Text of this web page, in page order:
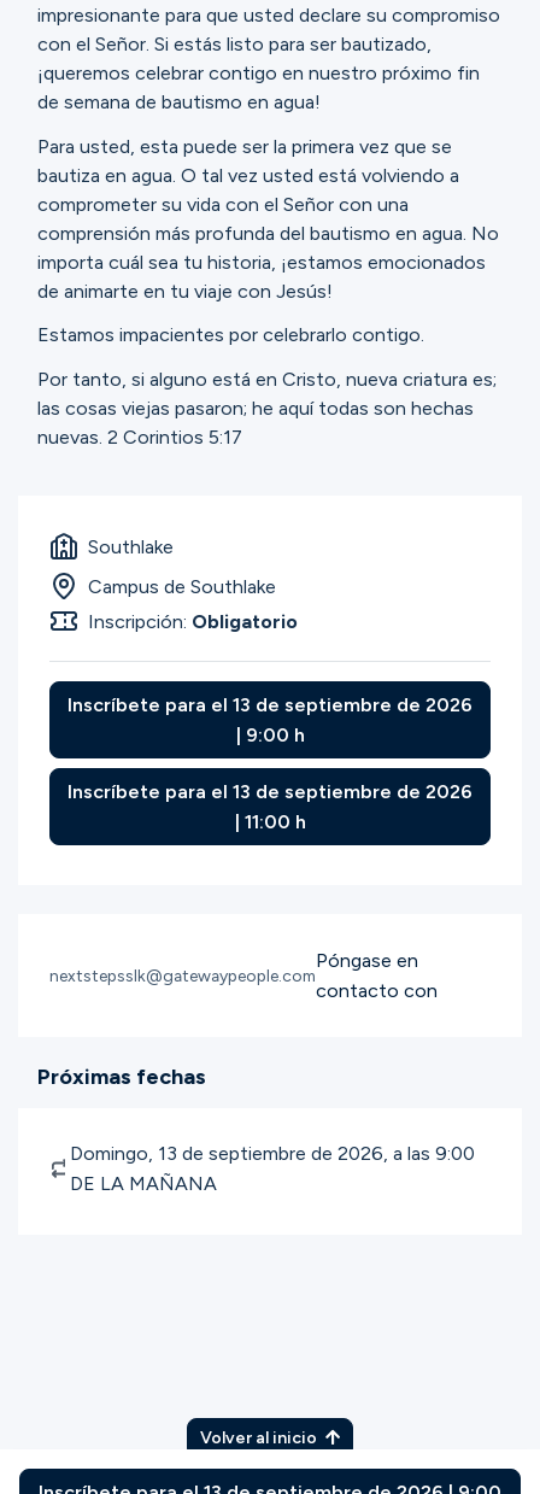
Dar
Buscar
Español
impresionante para que usted declare su compromiso
con el Señor. Si estás listo para ser bautizado,
¡queremos celebrar contigo en nuestro próximo fin
de semana de bautismo en agua!
Para usted, esta puede ser la primera vez que se
bautiza en agua. O tal vez usted está volviendo a
comprometer su vida con el Señor con una
comprensión más profunda del bautismo en agua. No
importa cuál sea tu historia, ¡estamos emocionados
de animarte en tu viaje con Jesús!
Estamos impacientes por celebrarlo contigo.
Por tanto, si alguno está en Cristo, nueva criatura es;
las cosas viejas pasaron; he aquí todas son hechas
nuevas. 2 Corintios 5:17
Southlake
Campus de Southlake
Inscripción: Obligatorio
Inscríbete para el 13 de septiembre de 2026
| 9:00 h
Inscríbete para el 13 de septiembre de 2026
| 11:00 h
nextstepsslk@gatewaypeople.com
Póngase en
contacto con
Próximas fechas
Domingo, 13 de septiembre de 2026, a las 9:00
DE LA MAÑANA
Volver al inicio